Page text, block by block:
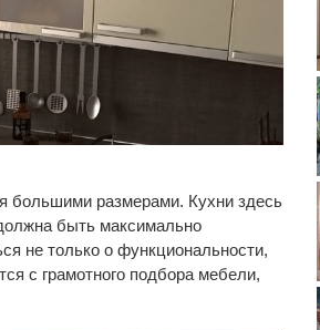
большими размерами. Кухни здесь
быть максимально
не только о функциональности,
с грамотного подбора мебели,